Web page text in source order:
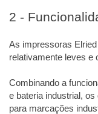
2 -
As impressoras
relativamente leves e
Combinando a
e bateria industrial,
para marcações